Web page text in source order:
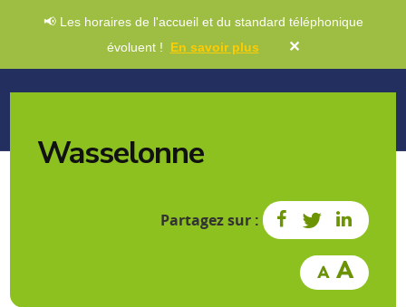
📢 Les horaires de l'accueil et du standard téléphonique
évoluent ! En savoir plus ✕
Wasselonne
Partagez sur :